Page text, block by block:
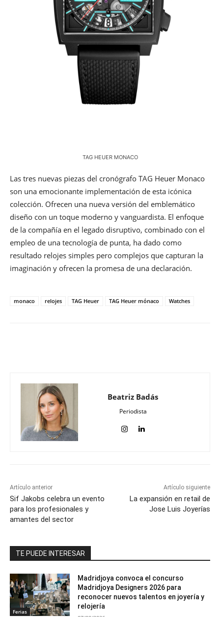
TAG HEUER MONACO
Las tres nuevas piezas del cronógrafo TAG Heuer Monaco
son una emocionante implementación de esta icónica
colección. Ofrecen una nueva versión del emblemático
diseño con un toque moderno y vanguardista. El enfoque
de la compañía en el legado disruptivo, combinado con el
empleo de una tecnología de punta, ha dado como
resultado relojes simples pero complejos que capturan la
imaginación y ofrecen la promesa de una declaración.
monaco relojes TAG Heuer TAG Heuer mónaco Watches
Beatriz Badás
Periodista
Artículo anterior
Sif Jakobs celebra un evento
para los profesionales y
amantes del sector
Artículo siguiente
La expansión en retail de
Jose Luis Joyerías
TE PUEDE INTERESAR
Ferias
Madridjoya convoca el concurso
Madridjoya Designers 2026 para
reconocer nuevos talentos en joyería y
relojería